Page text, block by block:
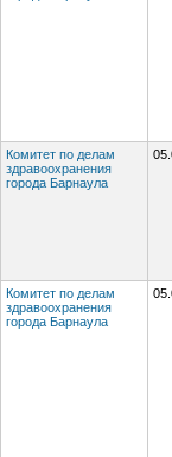
Комитет по делам
здравоохранения
города Барнаула
Комитет по делам
здравоохранения
города Барнаула